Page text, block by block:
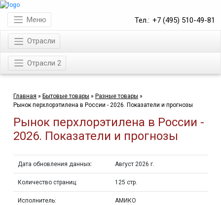
Тел.: +7 (495) 510-49-81
Меню
Отрасли
Отрасли 2
Главная » Бытовые товары » Разные товары »
Рынок перхлорэтилена в России - 2026. Показатели и прогнозы
Рынок перхлорэтилена в России -
2026. Показатели и прогнозы
Дата обновления данных: Август 2026 г.
Количество страниц: 125 стр.
Исполнитель: АМИКО